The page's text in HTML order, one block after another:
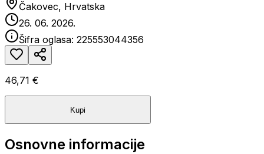
Čakovec, Hrvatska
26. 06. 2026.
Šifra oglasa: 225553044356
46,71 €
Kupi
Osnovne informacije